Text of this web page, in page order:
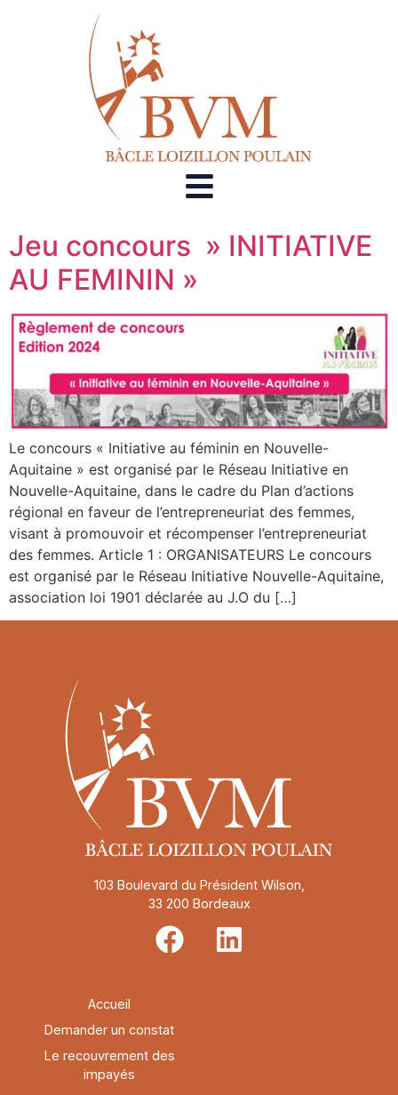
Jeu concours » INITIATIVE
AU FEMININ »
Le concours « Initiative au féminin en Nouvelle-
Aquitaine » est organisé par le Réseau Initiative en
Nouvelle-Aquitaine, dans le cadre du Plan d’actions
régional en faveur de l’entrepreneuriat des femmes,
visant à promouvoir et récompenser l’entrepreneuriat
des femmes. Article 1 : ORGANISATEURS Le concours
est organisé par le Réseau Initiative Nouvelle-Aquitaine,
association loi 1901 déclarée au J.O du […]
103 Boulevard du Président Wilson,
33 200 Bordeaux
Accueil
Demander un constat
Le recouvrement des
impayés